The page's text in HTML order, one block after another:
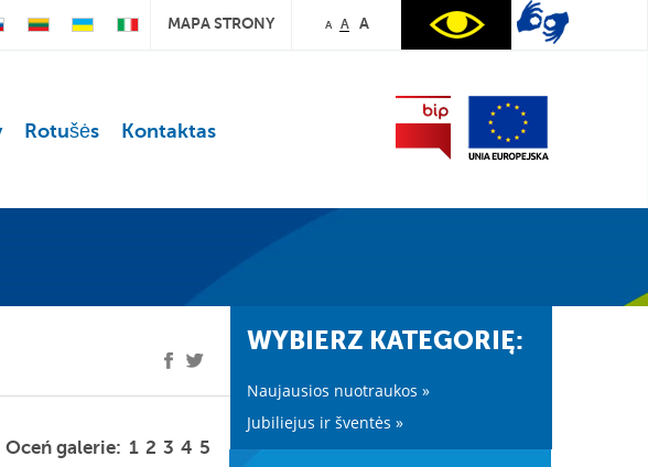
MAPA STRONY A A A
Rotušės Kontaktas
Oceń galerie: 1 2 3 4 5
WYBIERZ KATEGORIĘ:
Naujausios nuotraukos »
Jubiliejus ir šventės »